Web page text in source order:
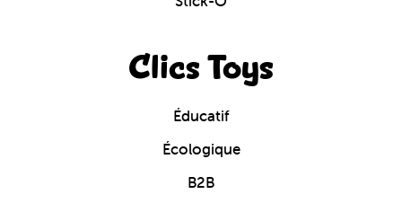
Clics Toys
Éducatif
Écologique
B2B